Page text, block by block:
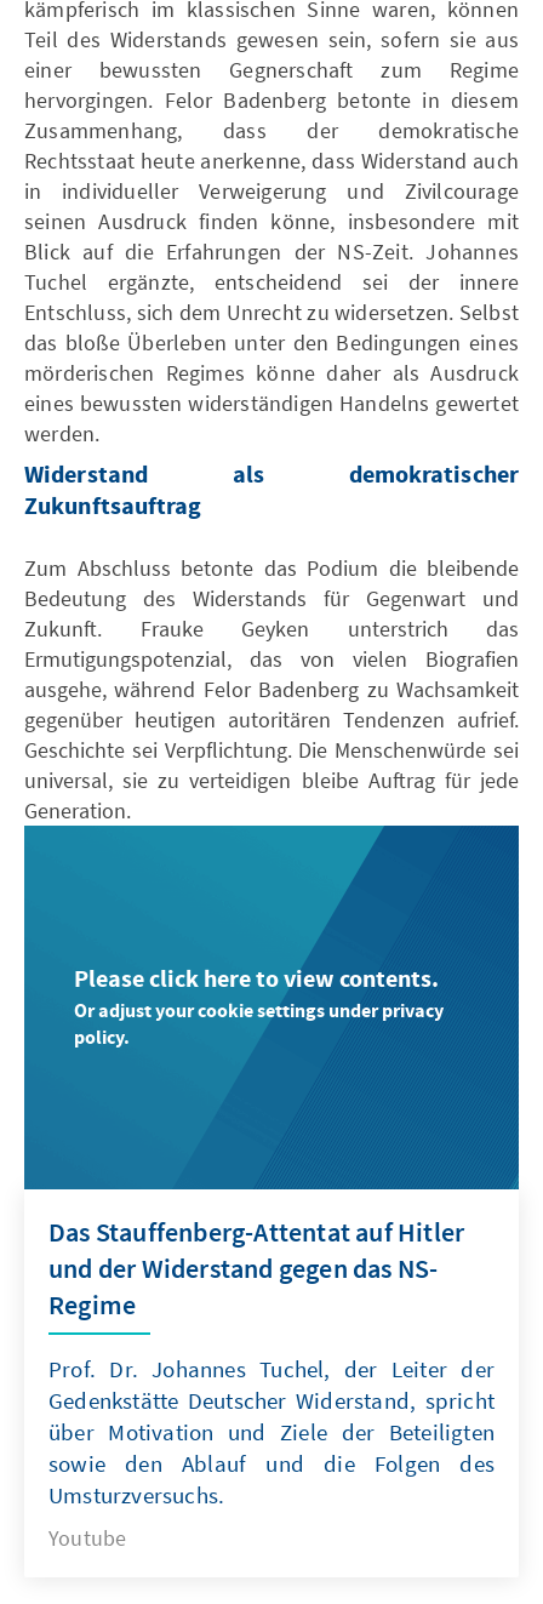
kämpferisch im klassischen Sinne waren, können
Teil des Widerstands gewesen sein, sofern sie aus
einer bewussten Gegnerschaft zum Regime
hervorgingen. Felor Badenberg betonte in diesem
Zusammenhang, dass der demokratische
Rechtsstaat heute anerkenne, dass Widerstand auch
in individueller Verweigerung und Zivilcourage
seinen Ausdruck finden könne, insbesondere mit
Blick auf die Erfahrungen der NS-Zeit. Johannes
Tuchel ergänzte, entscheidend sei der innere
Entschluss, sich dem Unrecht zu widersetzen. Selbst
das bloße Überleben unter den Bedingungen eines
mörderischen Regimes könne daher als Ausdruck
eines bewussten widerständigen Handelns gewertet
werden.
Widerstand als demokratischer
Zukunftsauftrag
Zum Abschluss betonte das Podium die bleibende
Bedeutung des Widerstands für Gegenwart und
Zukunft. Frauke Geyken unterstrich das
Ermutigungspotenzial, das von vielen Biografien
ausgehe, während Felor Badenberg zu Wachsamkeit
gegenüber heutigen autoritären Tendenzen aufrief.
Geschichte sei Verpflichtung. Die Menschenwürde sei
universal, sie zu verteidigen bleibe Auftrag für jede
Generation.
Please click here to view contents.
Or adjust your cookie settings under privacy
policy.
Das Stauffenberg-Attentat auf Hitler
und der Widerstand gegen das NS-
Regime
Prof. Dr. Johannes Tuchel, der Leiter der
Gedenkstätte Deutscher Widerstand, spricht
über Motivation und Ziele der Beteiligten
sowie den Ablauf und die Folgen des
Umsturzversuchs.
Youtube